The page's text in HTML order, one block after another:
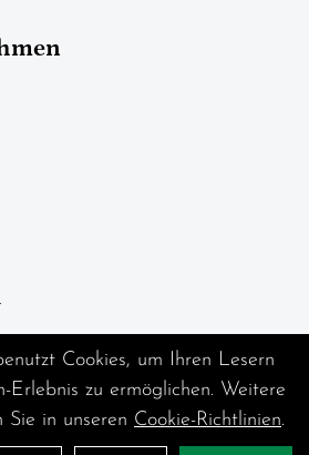
Cookies, um Ihren Lesern
Erlebnis zu ermöglichen. Weitere
Sie in unseren Cookie-Richtlinien.